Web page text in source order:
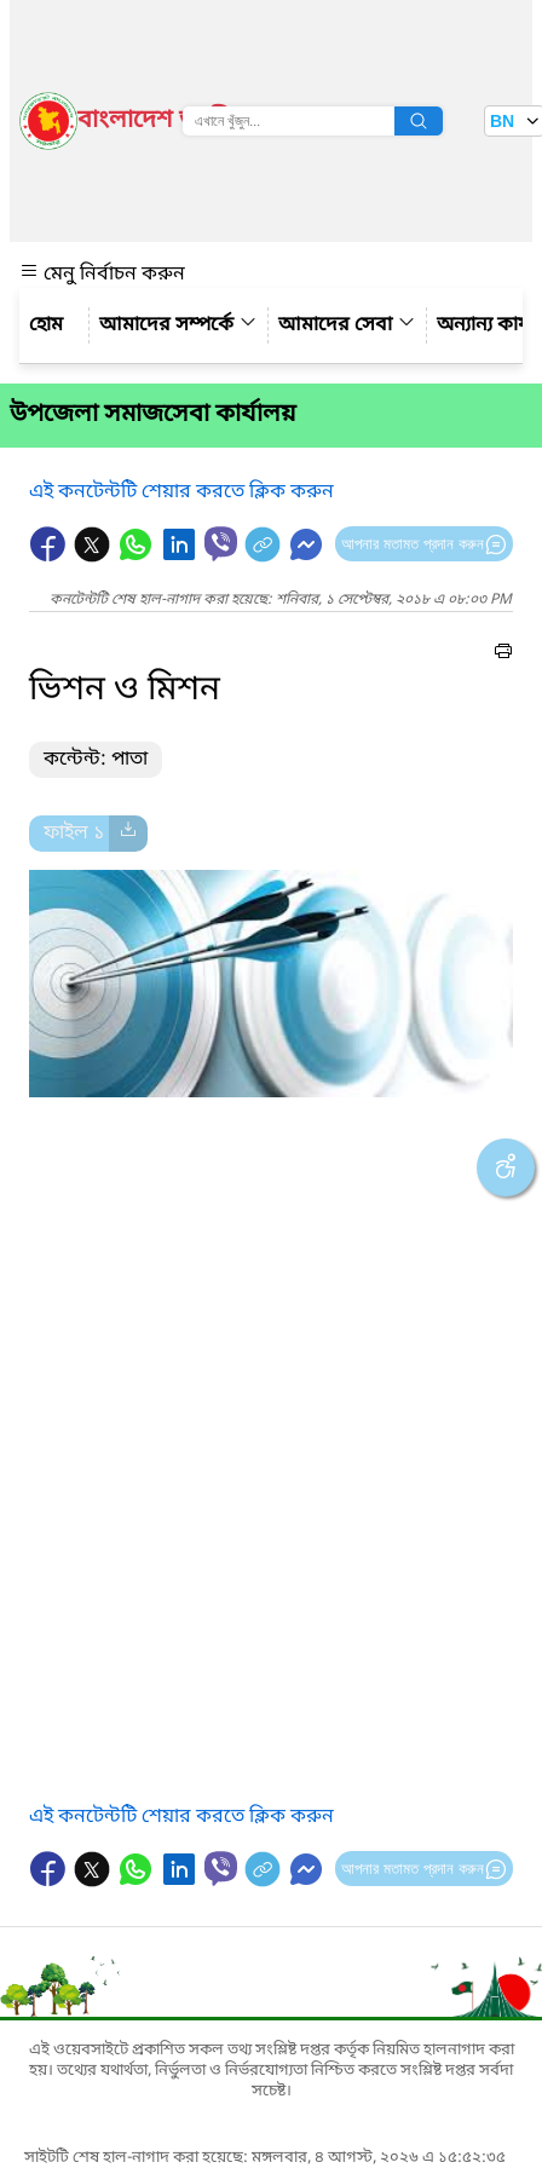
বাংলাদেশ জাতীয় তথ্য বাতায়ন BN
মেনু নির্বাচন করুন
আমাদের সম্পর্কে
আমাদের সেবা অন্যান্য
উপজেলা সমাজসেবা কার্যালয়
এই কনটেন্টটি শেয়ার করতে ক্লিক করুন
আপনার মতামত প্রদান করুন
কনটেন্টটি শেষ হাল-নাগাদ করা হয়েছে: শনিবার, ১ সেপ্টেম্বর, ২০১৮ এ ০৮:০৩ PM
ভিশন ও মিশন
কন্টেন্ট: পাতা
ফাইল ১
এই কনটেন্টটি শেয়ার করতে ক্লিক করুন
আপনার মতামত প্রদান করুন
এই ওয়েবসাইটে প্রকাশিত সকল তথ্য সংশ্লিষ্ট দপ্তর কর্তৃক নিয়মিত হালনাগাদ করা
হয়। তথ্যের যথার্থতা, নির্ভুলতা ও নির্ভরযোগ্যতা নিশ্চিত করতে সংশ্লিষ্ট দপ্তর সর্বদা
সচেষ্ট।
সাইটটি শেষ হাল-নাগাদ করা হয়েছে: মঙ্গলবার, ৪ আগস্ট, ২০২৬ এ ১৫:৫২:৩৫